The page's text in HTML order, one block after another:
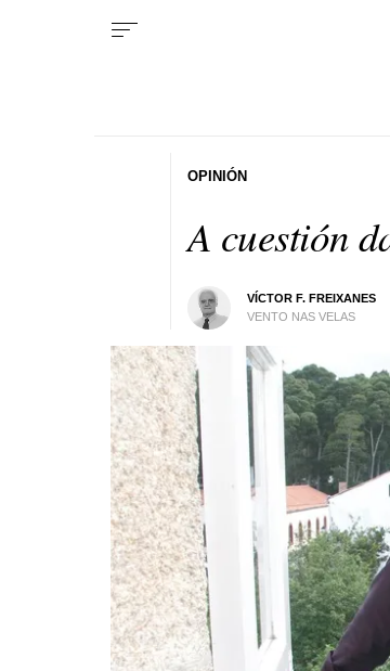
A cuestión
VÍCTOR F. FREIXANES
VENTO NAS VELAS
OPINIÓN